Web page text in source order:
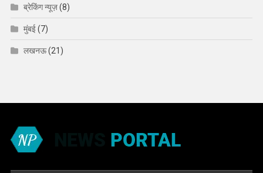
ब्रेकिंग न्यूज़(8)
मुंबई(7)
लखनऊ(21)